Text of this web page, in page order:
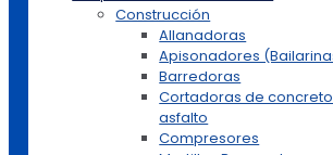
Construcción
Allanadoras
Apisonadores
Barredoras
Cortadoras de
asfalto
Compresores